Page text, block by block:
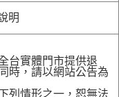
明
台實體門市提供退
時，請以網站公告為
列情形之一，恕無法